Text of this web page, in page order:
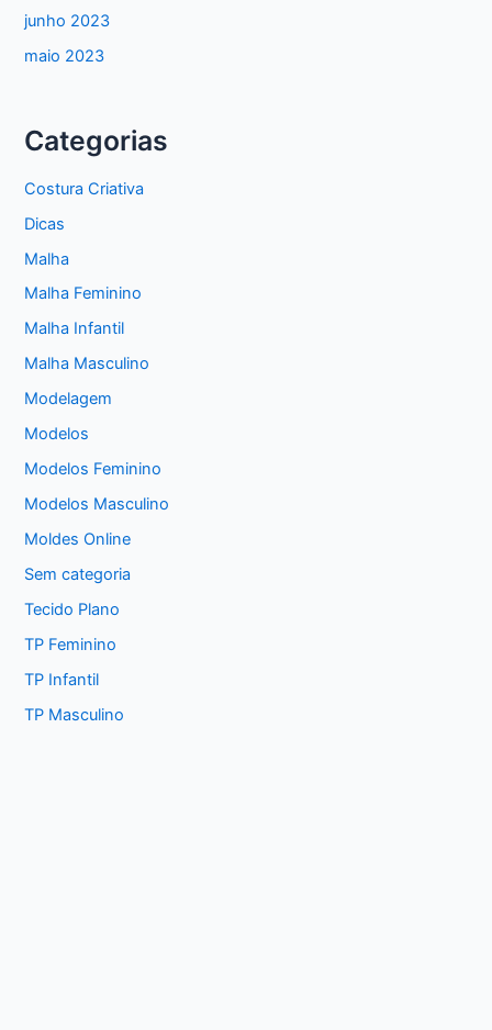
junho 2023
maio 2023
Categorias
Costura Criativa
Dicas
Malha
Malha Feminino
Malha Infantil
Malha Masculino
Modelagem
Modelos
Modelos Feminino
Modelos Masculino
Moldes Online
Sem categoria
Tecido Plano
TP Feminino
TP Infantil
TP Masculino